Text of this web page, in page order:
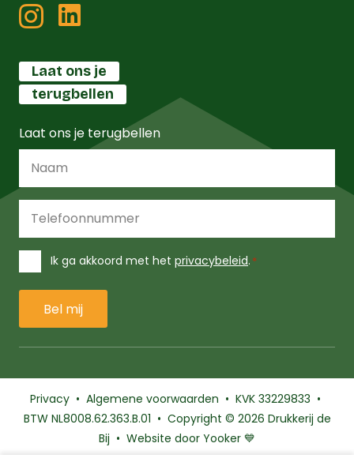
Laat ons je
terugbellen
Laat ons je terugbellen
Telefoonnummer
Instemming
Ik ga akkoord met het privacybeleid. *
Privacy • Algemene voorwaarden • KVK 33229833 •
BTW NL8008.62.363.B.01 • Copyright © 2026 Drukkerij de
Bij • Website door Yooker 💙